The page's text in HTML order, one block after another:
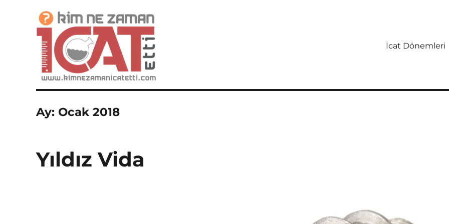
Kim Ne Zaman İcat Etti?
İcatlar, Buluşlar ve Mucitler Sitesi
İcat Dönemleri
Ay: Ocak 2018
Yıldız Vida